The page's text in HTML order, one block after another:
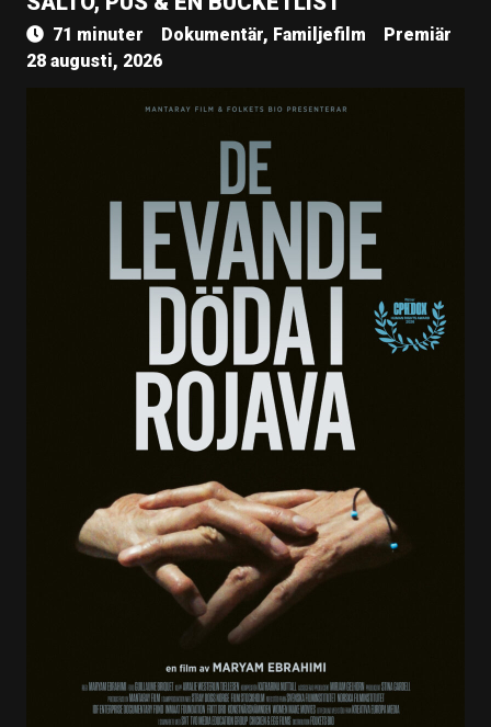
71 minuter Dokumentär, Familjefilm
Premiär
28 augusti, 2026